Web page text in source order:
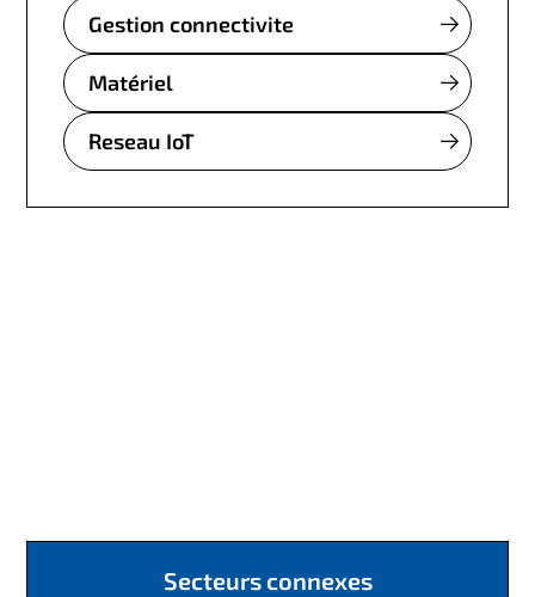
Gestion connectivite
Matériel
Reseau IoT
Secteurs connexes